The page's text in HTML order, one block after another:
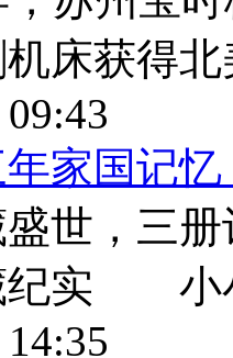
床获得
家国记
，三册
纪实 小